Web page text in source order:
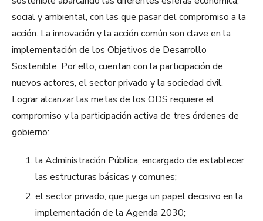
social y ambiental, con las que pasar del compromiso a la
acción. La innovación y la acción común son clave en la
implementación de los Objetivos de Desarrollo
Sostenible. Por ello, cuentan con la participación de
nuevos actores, el sector privado y la sociedad civil.
Lograr alcanzar las metas de los ODS requiere el
compromiso y la participación activa de tres órdenes de
gobierno:
la Administración Pública, encargado de establecer
las estructuras básicas y comunes;
el sector privado, que juega un papel decisivo en la
implementación de la Agenda 2030;